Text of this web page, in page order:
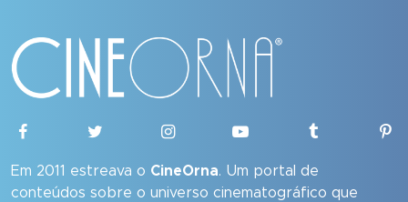
Em 2011 estreava o CineOrna. Um portal de
conteúdos sobre o universo cinematográfico que